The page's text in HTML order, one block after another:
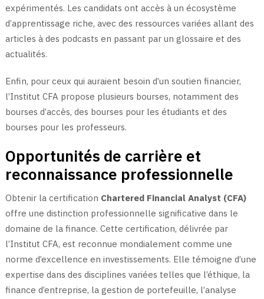
expérimentés. Les candidats ont accès à un écosystème
d’apprentissage riche, avec des ressources variées allant des
articles à des podcasts en passant par un glossaire et des
actualités.
Enfin, pour ceux qui auraient besoin d’un soutien financier,
l’Institut CFA propose plusieurs bourses, notamment des
bourses d’accès, des bourses pour les étudiants et des
bourses pour les professeurs.
Opportunités de carrière et
reconnaissance professionnelle
Obtenir la certification Chartered Financial Analyst (CFA)
offre une distinction professionnelle significative dans le
domaine de la finance. Cette certification, délivrée par
l’Institut CFA, est reconnue mondialement comme une
norme d’excellence en investissements. Elle témoigne d’une
expertise dans des disciplines variées telles que l’éthique, la
finance d’entreprise, la gestion de portefeuille, l’analyse